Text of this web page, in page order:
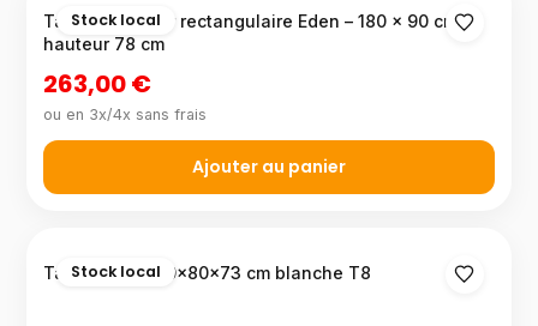
Stock local
Table à manger rectangulaire Eden – 180 × 90 cm,
hauteur 78 cm
263,00 €
ou en 3x/4x sans frais
Ajouter au panier
Stock local
Table carrée 80x80x73 cm blanche T8